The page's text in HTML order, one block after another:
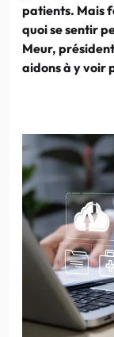
patients. Mais
quoi se sentir
Meur,
aidons à y voir